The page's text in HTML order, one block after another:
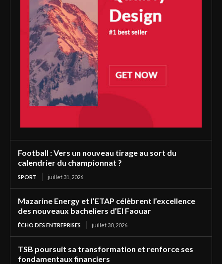
Football : Vers un nouveau tirage au sort du
calendrier du championnat ?
SPORT juillet 31, 2026
Mazarine Energy et l’ETAP célèbrent l’excellence
des nouveaux bacheliers d’El Faouar
ÉCHO DES ENTREPRISES juillet 30, 2026
TSB poursuit sa transformation et renforce ses
fondamentaux financiers